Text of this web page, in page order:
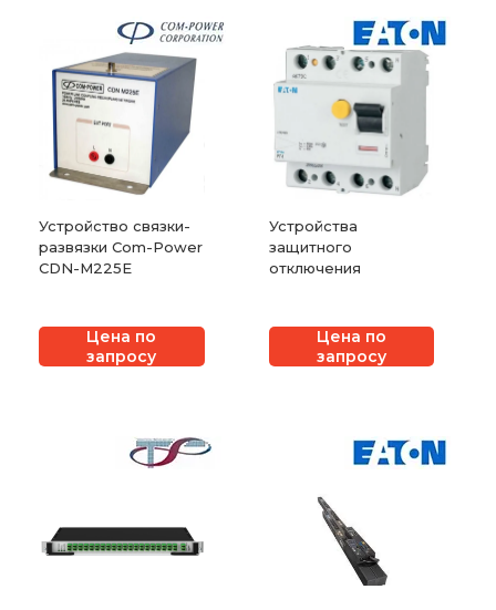
Устройство связки-
развязки Com-Power
CDN-M225E
Цена по
запросу
Устройства
защитного
отключения
Цена по
запросу